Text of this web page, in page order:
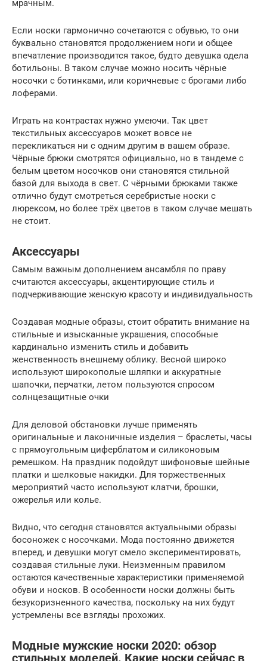
мрачным.
Если носки гармонично сочетаются с обувью, то они
буквально становятся продолжением ноги и общее
впечатление производится такое, будто девушка одела
ботильоны. В таком случае можно носить чёрные
носочки с ботинками, или коричневые с брогами либо
лоферами.
Играть на контрастах нужно умеючи. Так цвет
текстильных аксессуаров может вовсе не
перекликаться ни с одним другим в вашем образе.
Чёрные брюки смотрятся официально, но в тандеме с
белым цветом носочков они становятся стильной
базой для выхода в свет. С чёрными брюками также
отлично будут смотреться серебристые носки с
люрексом, но более трёх цветов в таком случае мешать
не стоит.
Аксессуары
Самым важным дополнением ансамбля по праву
считаются аксессуары, акцентирующие стиль и
подчеркивающие женскую красоту и индивидуальность
Создавая модные образы, стоит обратить внимание на
стильные и изысканные украшения, способные
кардинально изменить стиль и добавить
женственность внешнему облику. Весной широко
используют широкополые шляпки и аккуратные
шапочки, перчатки, летом пользуются спросом
солнцезащитные очки
Для деловой обстановки лучше применять
оригинальные и лаконичные изделия – браслеты, часы
с прямоугольным циферблатом и силиконовым
ремешком. На праздник подойдут шифоновые шейные
платки и шелковые накидки. Для торжественных
мероприятий часто используют клатчи, брошки,
ожерелья или колье.
Видно, что сегодня становятся актуальными образы
босоножек с носочками. Мода постоянно движется
вперед, и девушки могут смело экспериментировать,
создавая стильные луки. Неизменным правилом
остаются качественные характеристики применяемой
обуви и носков. В особенности носки должны быть
безукоризненного качества, поскольку на них будут
устремлены все взгляды прохожих.
Модные мужские носки 2020: обзор
стильных моделей. Какие носки сейчас в